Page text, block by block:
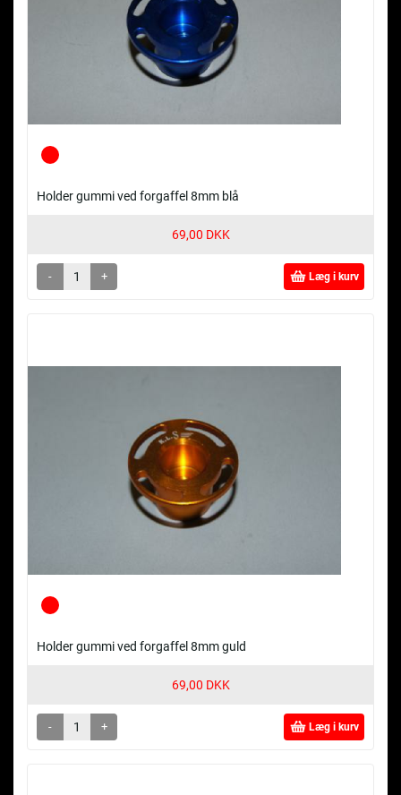
Holder gummi ved forgaffel 8mm blå
69,00 DKK
- + Læg i kurv
Holder gummi ved forgaffel 8mm guld
69,00 DKK
- + Læg i kurv